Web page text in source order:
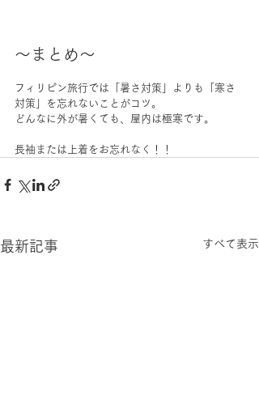
〜まとめ〜
フィリピン旅行では「暑さ対策」よりも「寒さ
対策」を忘れないことがコツ。
どんなに外が暑くても、屋内は極寒です。
長袖または上着をお忘れなく！！
最新記事 すべて表示